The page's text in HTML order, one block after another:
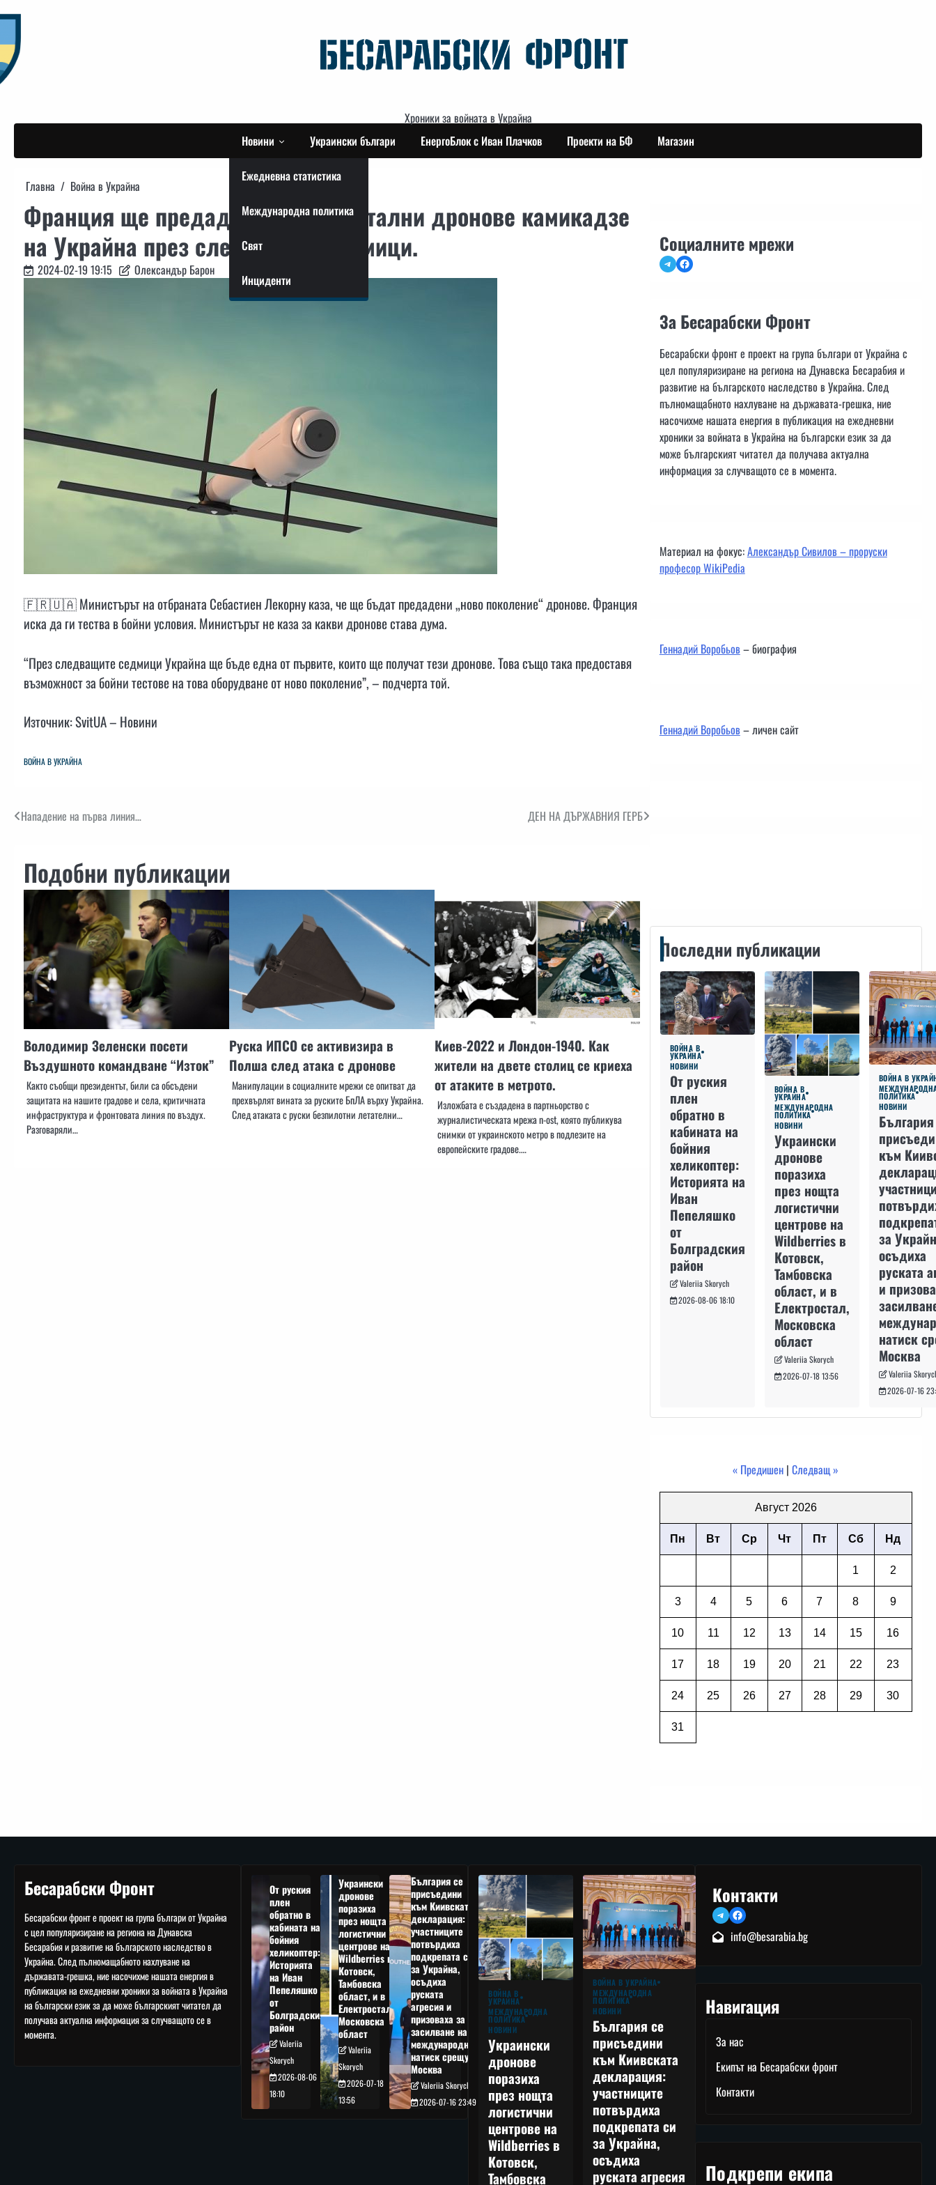
to
content
Хроники за войната в Украйна
Новини
Ежедневна статистика
Международна политика
Свят
Инциденти
Украински българи ЕнергоБлок с Иван Плачков Проекти на БФ Магазин
Главна Война в Украйна
Франция ще предаде експериментални дронове камикадзе
на Украйна през следващите седмици.
2024-02-19 19:15 Олександър Барон
🇫🇷🇺🇦 Министърът на отбраната Себастиен Лекорну каза, че ще бъдат предадени „ново поколение“ дронове. Франция
иска да ги тества в бойни условия. Министърът не каза за какви дронове става дума.
“През следващите седмици Украйна ще бъде една от първите, които ще получат тези дронове. Това също така предоставя
възможност за бойни тестове на това оборудване от ново поколение”, – подчерта той.
Източник: SvitUA – Новини
ВОЙНА В УКРАЙНА
Навигация
Нападение на първа линия… ДЕН НА ДЪРЖАВНИЯ ГЕРБ
Подобни публикации
Володимир Зеленски посети
Въздушното командване “Изток”
Както съобщи президентът, били са обсъдени
защитата на нашите градове и села, критичната
инфраструктура и фронтовата линия по въздух.
Разговаряли…
Руска ИПСО се активизира в
Полша след атака с дронове
Манипулации в социалните мрежи се опитват да
прехвърлят вината за руските БпЛА върху Украйна.
След атаката с руски безпилотни летателни…
Киев-2022 и Лондон-1940. Как
жители на двете столиц се криеха
от атаките в метрото.
Изложбата е създадена в партньорство с
журналистическата мрежа n-ost, която публикува
снимки от украинското метро в подлезите на
европейските градове.…
Социалните мрежи
TelegramFacebook
За Бесарабски Фронт
Бесарабски фронт е проект на група българи от Украйна с
цел популяризиране на региона на Дунавска Бесарабия и
развитие на българското наследство в Украйна. След
пълномащабното нахлуване на държавата-грешка, ние
насочихме нашата енергия в публикация на ежедневни
хроники за войната в Украйна на български език за да
може българският читател да получава актуална
информация за случващото се в момента.
Материал на фокус:Александър Сивилов – проруски
професор WikiPedia
Геннадий Воробьов– биография
Геннадий Воробьов– личен сайт
Последни публикации
ВОЙНА В
УКРАЙНА
НОВИНИ
От руския
плен
обратно в
кабината на
бойния
хеликоптер:
Историята на
Иван
Пепеляшко
от
Болградския
район
Valeriia Skorych
2026-08-06 18:10
ВОЙНА В
УКРАЙНА
МЕЖДУНАРОДНА
ПОЛИТИКА
НОВИНИ
Украински
дронове
поразиха
през нощта
логистични
центрове на
Wildberries в
Котовск,
Тамбовска
област, и в
Електростал,
Московска
област
Valeriia Skorych
2026-07-18 13:56
ВОЙНА В
ПОЛИТИКА
НОВИНИ
към
за
осъдиха
руската
и
натиск
Москва
Valeriia
2026-07-16
« Предишен |Следващ »
Август 2026
Пн Вт Ср Чт Пт Сб Нд
1 2
3 4 5 6 7 8 9
10 11 12 13 14 15 16
17 18 19 20 21 22 23
24 25 26 27 28 29 30
31
Бесарабски Фронт
Бесарабски фронт е проект на група българи от Украйна
с цел популяризиране на региона на Дунавска
Бесарабия и развитие на българското наследство в
Украйна. След пълномащабното нахлуване на
държавата-грешка, ние насочихме нашата енергия в
публикация на ежедневни хроники за войната в Украйна
на български език за да може българският читател да
получава актуална информация за случващото се в
момента.
От руския
плен
обратно в
кабината на
бойния
хеликоптер:
Историята
на Иван
Пепеляшко
от
Болградския
район
Valeriia
Skorych
2026-08-06
18:10
Украински
дронове
поразиха
през нощта
логистични
центрове на
Wildberries в
Котовск,
Тамбовска
област, и в
Електростал,
Московска
област
Valeriia
Skorych
2026-07-18
13:56
България се
присъедини
към Киивската
декларация:
участниците
потвърдиха
подкрепата си
за Украйна,
осъдиха
руската
агресия и
призоваха за
засилване на
международния
натиск срещу
Москва
Valeriia Skorych
2026-07-16 23:49
ВОЙНА В
УКРАЙНА
МЕЖДУНАРОДНА
ПОЛИТИКА
НОВИНИ
Украински
дронове
поразиха
през нощта
логистични
центрове на
Wildberries в
Котовск,
Тамбовска
ВОЙНА В УКРАЙНА
МЕЖДУНАРОДНА
ПОЛИТИКА
НОВИНИ
България се
присъедини
към Киивската
декларация:
участниците
потвърдиха
подкрепата си
за Украйна,
осъдиха
руската агресия
Контакти
TelegramFacebook
info@besarabia.bg
Навигация
За нас
Екипът на Бесарабски фронт
Контакти
Подкрепи екипа